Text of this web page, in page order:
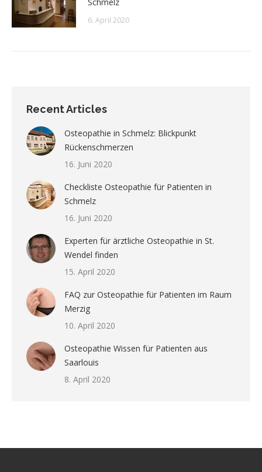
Schmelz
6. April 2020
Recent Articles
Osteopathie in Schmelz: Blickpunkt
Rückenschmerzen
16. Juni 2020
Checkliste Osteopathie für Patienten in
Schmelz
16. Juni 2020
Experten für ärztliche Osteopathie in St.
Wendel finden
15. April 2020
FAQ zur Osteopathie für Patienten im Raum
Merzig
10. April 2020
Osteopathie Wissen für Patienten aus
Saarlouis
8. April 2020